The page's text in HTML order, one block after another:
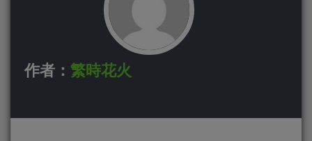
作者： 繁時花火